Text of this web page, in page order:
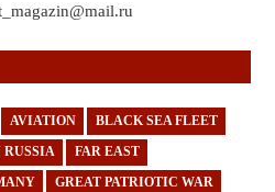
AVIATION BLACK SEA FLEET
FAR EAST
GREAT PATRIOTIC WAR